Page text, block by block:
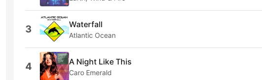
3 Waterfall
Atlantic Ocean
4 A Night Like This
Caro Emerald